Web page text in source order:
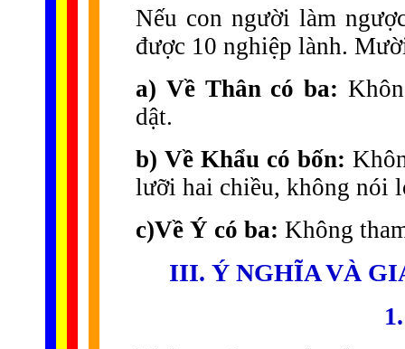
Nếu con người làm
được 10 nghiệp lành.
a) Về Thân có ba:
dật.
b) Về Khẩu có bốn:
lưỡi hai chiều, không nói
c)Về Ý có ba: Không
III. Ý NGHĨA VÀ